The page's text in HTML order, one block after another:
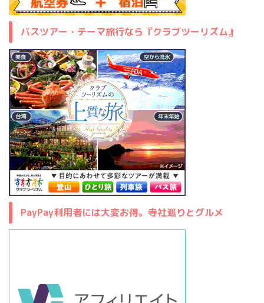
バスツアー・テーマ旅行なら『クラブツーリズム』
PayPay利用者には大変お得。寺社巡りとグルメ